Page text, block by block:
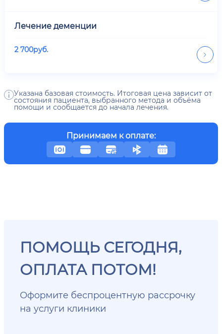
Лечение деменции
2 700руб.
Указана базовая стоимость. Итоговая цена зависит от
состояния пациента, выбранного метода и объёма
помощи и сообщается до начала лечения.
Принимаем к оплате:
ПОМОЩЬ СЕГОДНЯ,
ОПЛАТА ПОТОМ!
Оформите беспроцентную рассрочку
на услуги клиники